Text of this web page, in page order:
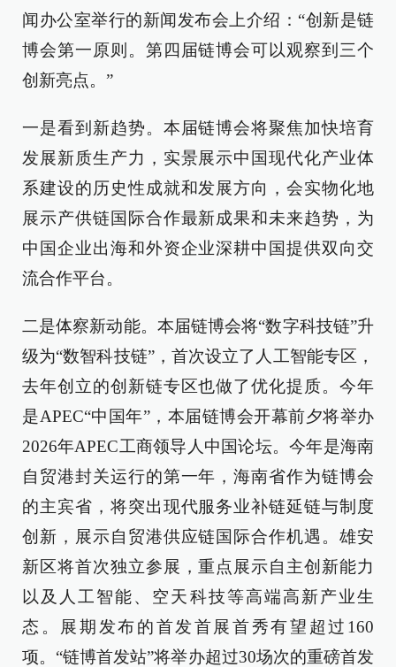
闻办公室举行的新闻发布会上介绍：“创新是链
博会第一原则。第四届链博会可以观察到三个
创新亮点。”
一是看到新趋势。本届链博会将聚焦加快培育
发展新质生产力，实景展示中国现代化产业体
系建设的历史性成就和发展方向，会实物化地
展示产供链国际合作最新成果和未来趋势，为
中国企业出海和外资企业深耕中国提供双向交
流合作平台。
二是体察新动能。本届链博会将“数字科技链”升
级为“数智科技链”，首次设立了人工智能专区，
去年创立的创新链专区也做了优化提质。今年
是APEC“中国年”，本届链博会开幕前夕将举办
2026年APEC工商领导人中国论坛。今年是海南
自贸港封关运行的第一年，海南省作为链博会
的主宾省，将突出现代服务业补链延链与制度
创新，展示自贸港供应链国际合作机遇。雄安
新区将首次独立参展，重点展示自主创新能力
以及人工智能、空天科技等高端高新产业生
态。展期发布的首发首展首秀有望超过160
项。“链博首发站”将举办超过30场次的重磅首发